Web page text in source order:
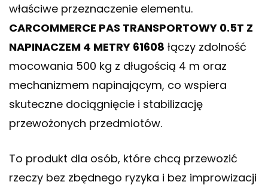
właściwe przeznaczenie elementu.
CARCOMMERCE PAS TRANSPORTOWY 0.5T Z
NAPINACZEM 4 METRY 61608 łączy zdolność
mocowania 500 kg z długością 4 m oraz
mechanizmem napinającym, co wspiera
skuteczne dociągnięcie i stabilizację
przewożonych przedmiotów.
To produkt dla osób, które chcą przewozić
rzeczy bez zbędnego ryzyka i bez improwizacji